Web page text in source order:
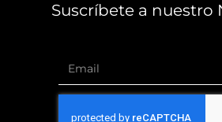
Suscríbete a nuestro